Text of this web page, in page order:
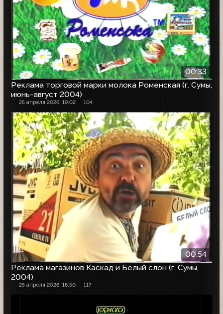
00:33
Реклама торговой марки молока Роменская (г. Сумы,
июнь-август 2004)
25 апреля 2026, 19:02 104
00:54
Реклама магазинов Каскад и Белый слон (г. Сумы,
2004)
25 апреля 2026, 18:50 117